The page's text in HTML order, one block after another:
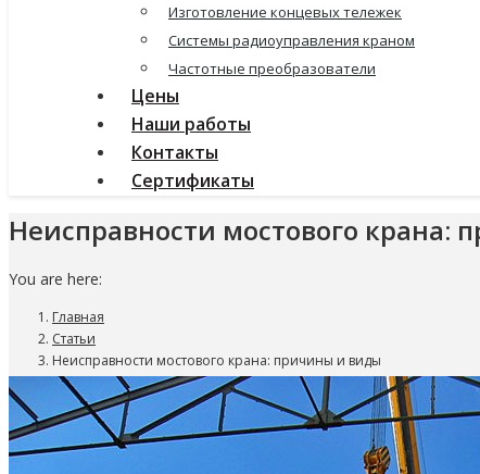
Изготовление концевых тележек
Системы радиоуправления краном
Частотные преобразователи
Цены
Наши работы
Контакты
Сертификаты
Неисправности мостового крана:
You are here:
Главная
Статьи
Неисправности мостового крана: причины и виды